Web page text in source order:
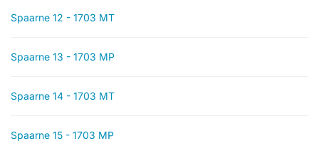
Spaarne 12 - 1703 MT
Spaarne 13 - 1703 MP
Spaarne 14 - 1703 MT
Spaarne 15 - 1703 MP